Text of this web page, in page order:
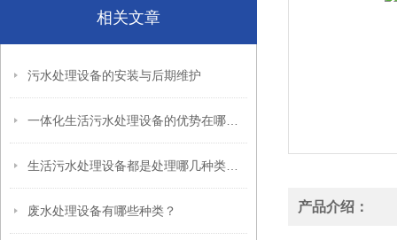
相关文章
污水处理设备的安装与后期维护
废水处理设备有哪些种类？ 产品介绍：